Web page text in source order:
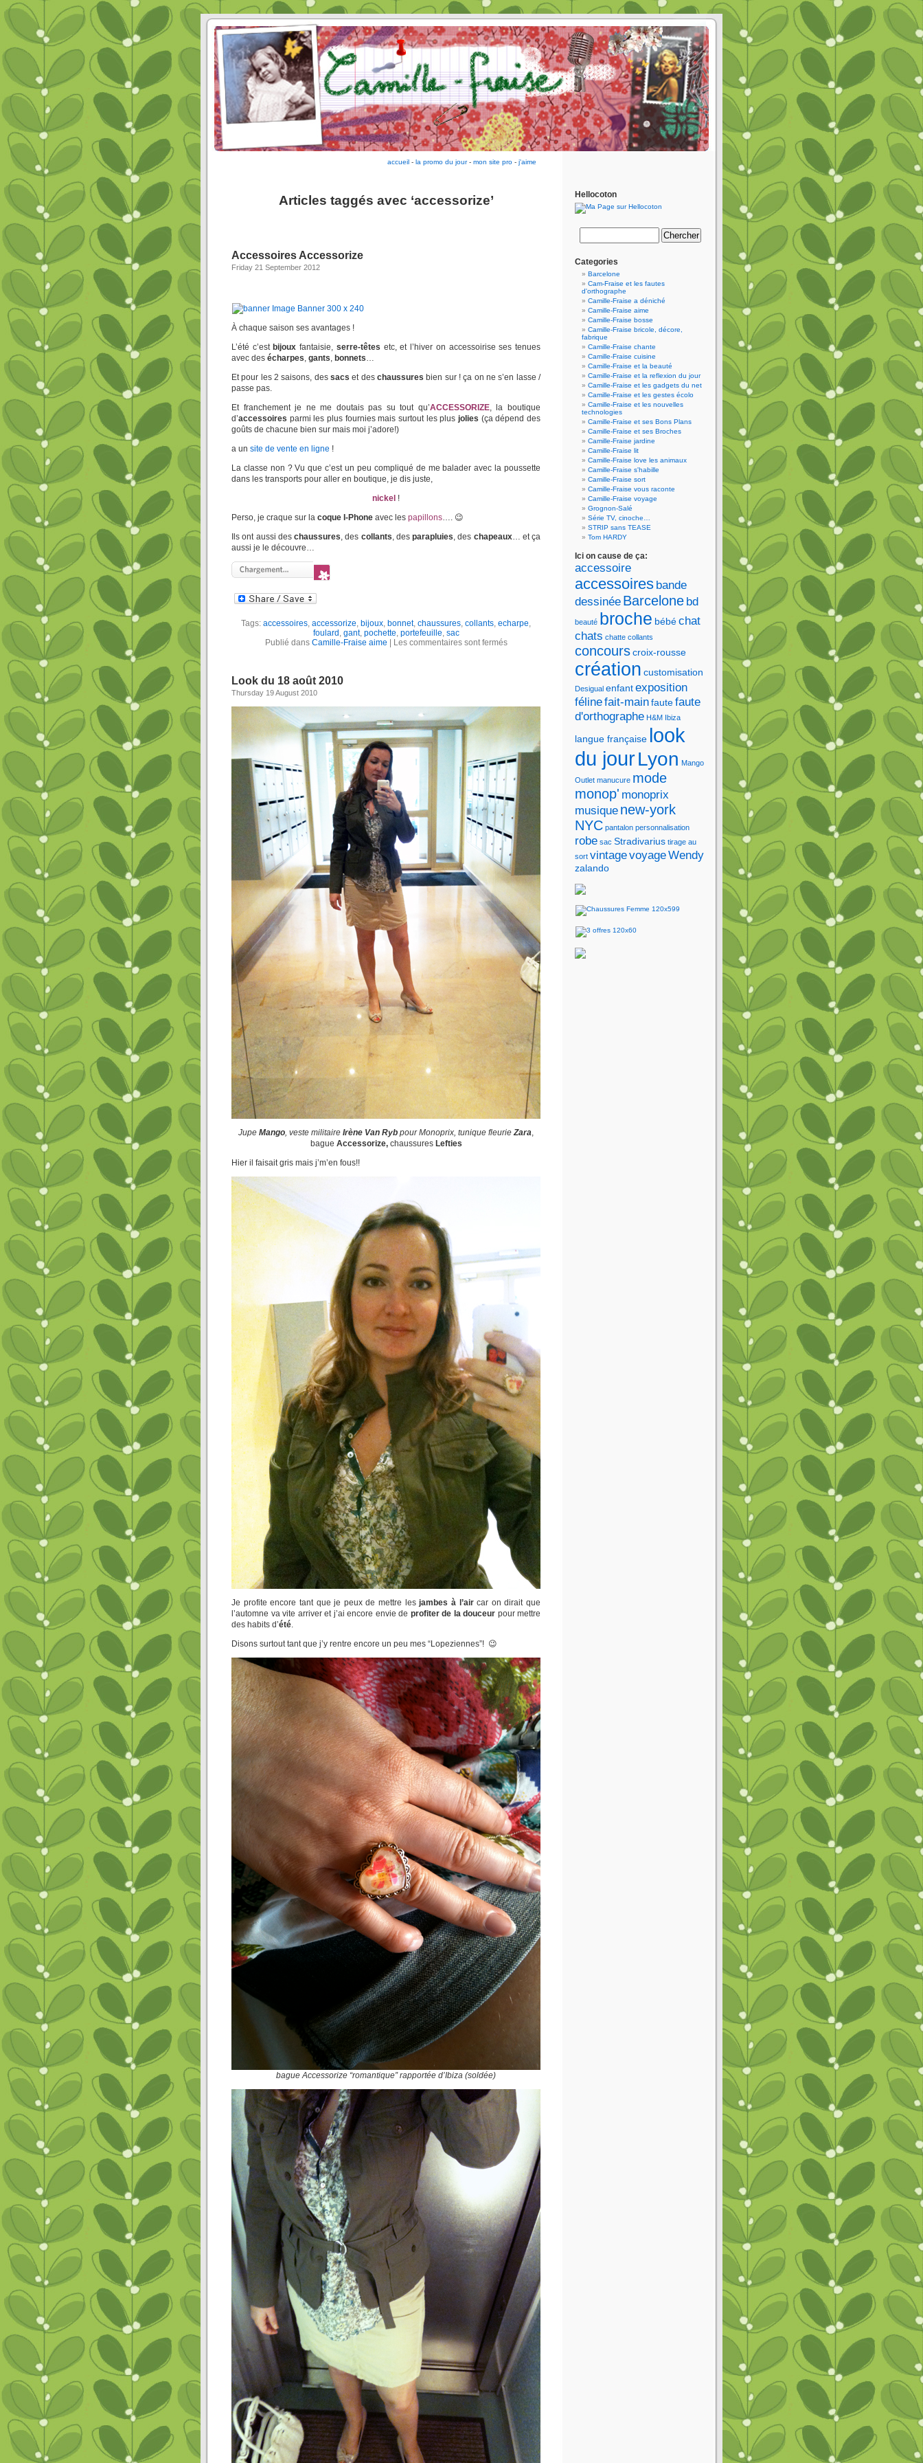
accueil- la promo du jour- mon site pro- j'aime
Articles taggés avec ‘accessorize’
Accessoires Accessorize
Friday 21 September 2012
À chaque saison ses avantages !
L’été c’est bijoux fantaisie, serre-têtes etc, et l’hiver on accessoirise ses tenues
avec des écharpes, gants, bonnets…
Et pour les 2 saisons, des sacs et des chaussures bien sur ! ça on ne s’en lasse /
passe pas.
Et franchement je ne me doutais pas su tout qu’ACCESSORIZE, la boutique
d’accessoires parmi les plus fournies mais surtout les plus jolies (ça dépend des
goûts de chacune bien sur mais moi j’adore!)
a un site de vente en ligne !
La classe non ? Vu que c’est un peu compliqué de me balader avec la poussette
dans les transports pour aller en boutique, je dis juste,
nickel !
Perso, je craque sur la coque I-Phone avec les papillons…. 😉
Ils ont aussi des chaussures, des collants, des parapluies, des chapeaux… et ça
aussi je le découvre…
Tags: accessoires, accessorize, bijoux, bonnet, chaussures, collants, echarpe,
foulard , gant, pochette, portefeuille, sac
Publié dans Camille-Fraise aime Les commentaires sont fermés
Look du 18 août 2010
Thursday 19 August 2010
Jupe Mango, veste militaire Irène Van Ryb pour Monoprix, tunique fleurieZara,
bague Accessorize, chaussuresLefties
Hier il faisait gris mais j’m’en fous!!
Je profite encore tant que je peux de mettre lesjambes à l’aircar on dirait que
l’automne va vite arriver et j’ai encore envie de profiter de la douceur pour mettre
des habits d’été.
Disons surtout tant que j’y rentre encore un peu mes “Lopeziennes”! 😉
bague Accessorize “romantique” rapportée d’Ibiza (soldée)
Hellocoton
Categories
Barcelone
Cam-Fraise et les fautes
d'orthographe
Camille-Fraise a déniché
Camille-Fraise aime
Camille-Fraise bosse
Camille-Fraise bricole, décore,
fabrique
Camille-Fraise chante
Camille-Fraise cuisine
Camille-Fraise et la beauté
Camille-Fraise et la reflexion du jour
Camille-Fraise et les gadgets du net
Camille-Fraise et les gestes écolo
Camille-Fraise et les nouvelles
technologies
Camille-Fraise et ses Bons Plans
Camille-Fraise et ses Broches
Camille-Fraise jardine
Camille-Fraise lit
Camille-Fraise love les animaux
Camille-Fraise s'habille
Camille-Fraise sort
Camille-Fraise vous raconte
Camille-Fraise voyage
Grognon-Salé
Série TV, cinoche…
STRIP sans TEASE
Tom HARDY
Ici on cause de ça:
accessoire
accessoires bande
dessinée Barcelone bd
beauté broche bébéchat
chats chatte collants
concourscroix-rousse
création customisation
Desigual enfantexposition
félinefait-mainfautefaute
d'orthographe H&M Ibiza
langue française look
du jourLyon Mango
Outlet manucure mode
monop' monoprix
musique new-york
NYC pantalon personnalisation
robe sac Stradivarius tirage au
sort vintagevoyageWendy
zalando